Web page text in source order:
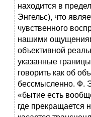
находится в
Энгельс), что
чувственного
нашими
объективной
указанные
говорить как об
бессмысленно. Ф.
«бытие есть
где прекращается